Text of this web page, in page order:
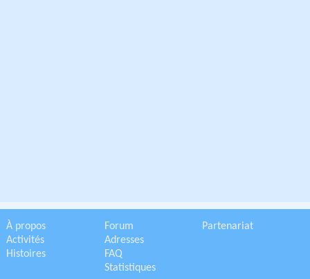
À propos
Activités
Histoires
Forum
Adresses
FAQ
Statistiques
Partenariat